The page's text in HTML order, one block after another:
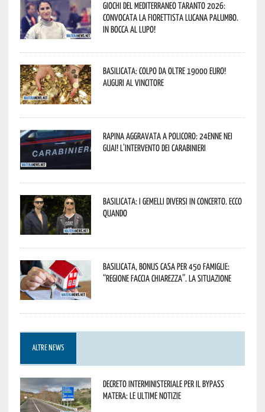
Giochi del Mediterraneo Taranto 2026:
convocata la fiorettista lucana Palumbo.
In bocca al lupo!
Basilicata: colpo da oltre 19000 Euro!
Auguri al vincitore
Rapina aggravata a Policoro: 24enne nei
guai! L’intervento dei Carabinieri
Basilicata: i Gemelli DiVersi in concerto. Ecco
quando
Basilicata, Bonus casa per 450 famiglie:
“Regione faccia chiarezza”. La situazione
ALTRE NEWS
Decreto interministeriale per il Bypass
Matera: le ultime notizie